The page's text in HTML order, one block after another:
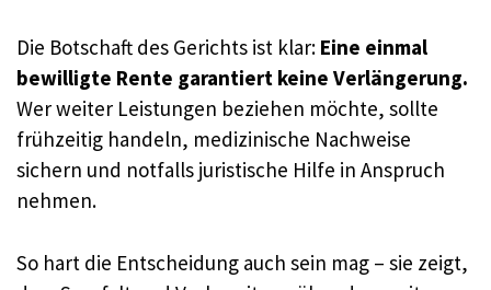
Die Botschaft des Gerichts ist klar: Eine einmal
bewilligte Rente garantiert keine Verlängerung.
Wer weiter Leistungen beziehen möchte, sollte
frühzeitig handeln, medizinische Nachweise
sichern und notfalls juristische Hilfe in Anspruch
nehmen.
So hart die Entscheidung auch sein mag – sie zeigt,